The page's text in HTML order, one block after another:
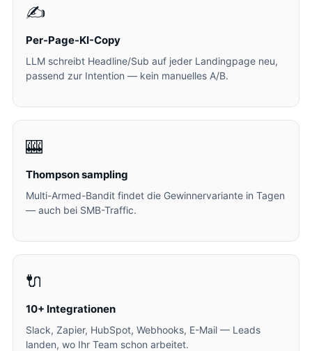
✍️
Per-Page-KI-Copy
LLM schreibt Headline/Sub auf jeder Landingpage neu,
passend zur Intention — kein manuelles A/B.
🎰
Thompson sampling
Multi-Armed-Bandit findet die Gewinnervariante in Tagen
— auch bei SMB-Traffic.
🔌
10+ Integrationen
Slack, Zapier, HubSpot, Webhooks, E-Mail — Leads
landen, wo Ihr Team schon arbeitet.